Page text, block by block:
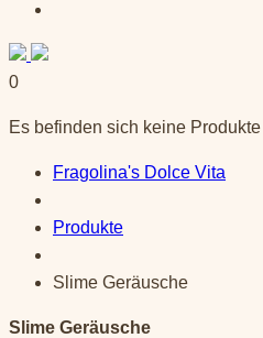
0
Es befinden sich keine
Fragolina's Dolce Vita
Produkte
Slime Geräusche
Slime Geräusche